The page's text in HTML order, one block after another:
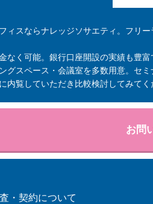
スならナレッジソサエティ。フリ
く可能。銀行口座開設の実績も豊富
スペース・会議室を多数用意。セミ
覧していただき比較検討してみてく
お問
・契約について